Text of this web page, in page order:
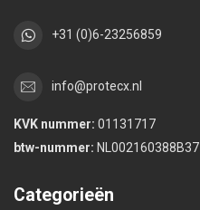
+31 (0)6-23256859
info@protecx.nl
KVK nummer: 01131717
btw-nummer: NL002160388B37
Categorieën